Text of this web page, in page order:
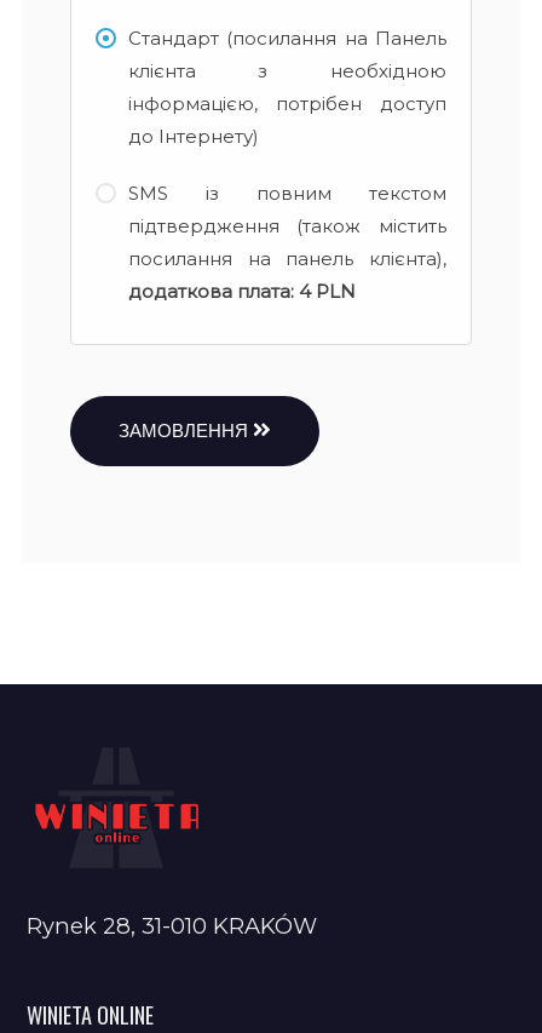
Стандарт (посилання на Панель
клієнта з необхідною
інформацією, потрібен доступ
до Інтернету)
SMS із повним текстом
підтвердження (також містить
посилання на панель клієнта),
додаткова плата: 4 PLN
ЗАМОВЛЕННЯ
Rynek 28, 31-010 KRAKÓW
WINIETA ONLINE